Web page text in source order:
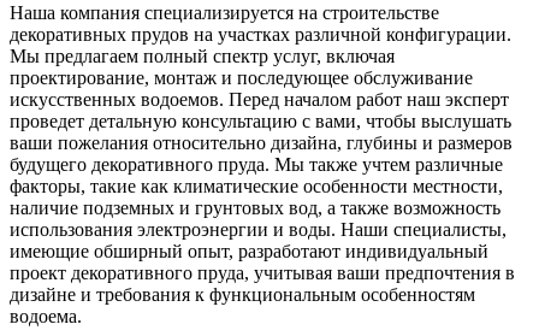
Наша компания специализируется на строительстве
декоративных прудов на участках различной конфигурации.
Мы предлагаем полный спектр услуг, включая
проектирование, монтаж и последующее обслуживание
искусственных водоемов. Перед началом работ наш эксперт
проведет детальную консультацию с вами, чтобы выслушать
ваши пожелания относительно дизайна, глубины и размеров
будущего декоративного пруда. Мы также учтем различные
факторы, такие как климатические особенности местности,
наличие подземных и грунтовых вод, а также возможность
использования электроэнергии и воды. Наши специалисты,
имеющие обширный опыт, разработают индивидуальный
проект декоративного пруда, учитывая ваши предпочтения в
дизайне и требования к функциональным особенностям
водоема.